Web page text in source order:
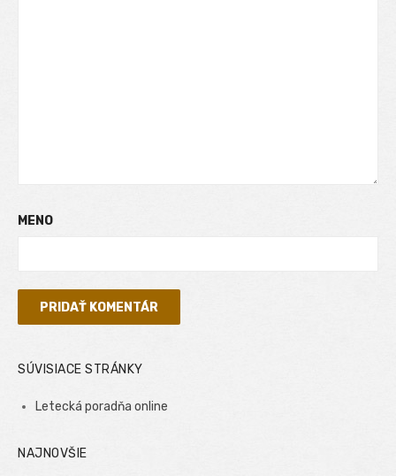
MENO
SÚVISIACE STRÁNKY
Letecká poradňa online
NAJNOVŠIE